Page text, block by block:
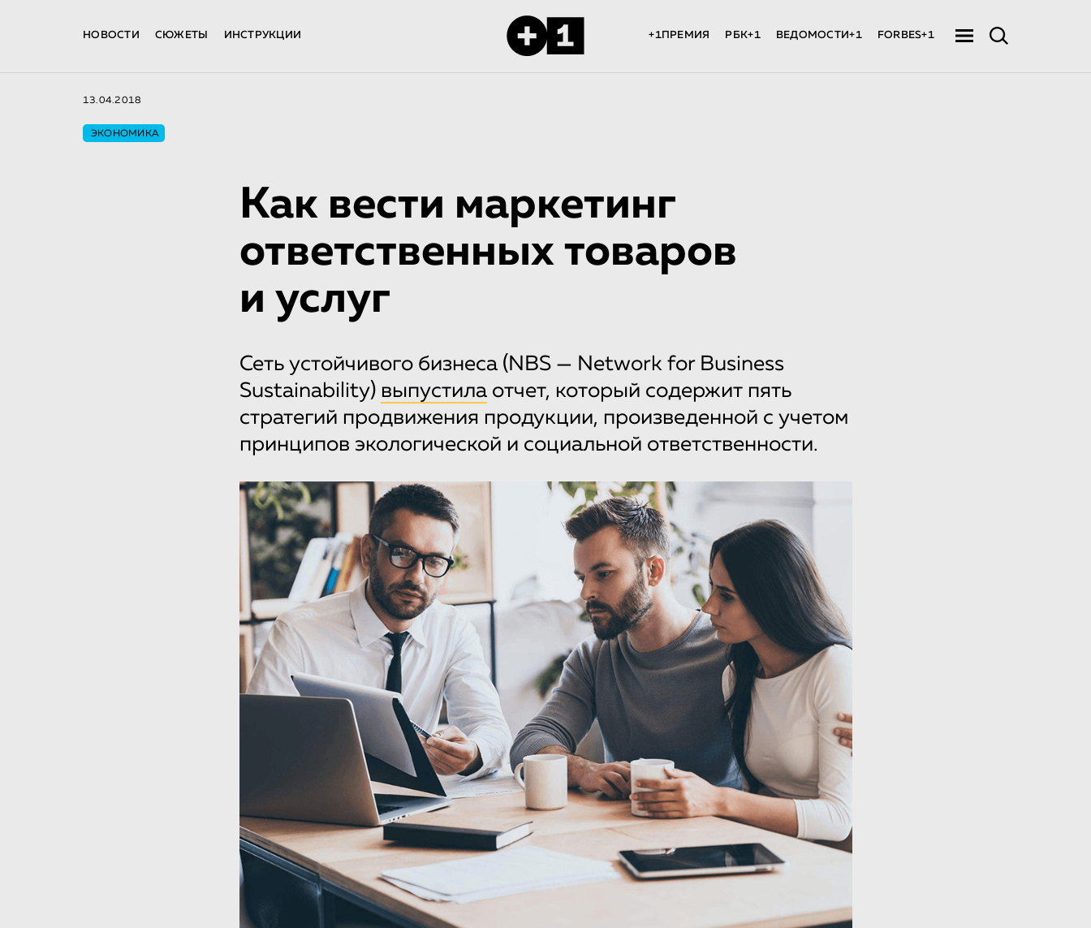
НОВОСТИ СЮЖЕТЫ ИНСТРУКЦИИ +1ПРЕМИЯ РБК+1 ВЕДОМОСТИ+1 FORBES+1
13.04.2018
ЭКОНОМИКА
Как вести маркетинг
ответственных товаров
и услуг
Сеть устойчивого бизнеса (NBS — Network for Business
Sustainability) выпустилаотчет, который содержит пять
стратегий продвижения продукции, произведенной с учетом
принципов экологической и социальной ответственности.